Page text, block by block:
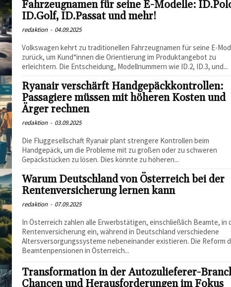
Fahrzeugnamen für seine E-Modelle:
ID.Golf, ID.Passat und mehr!
redaktion - 04.09.2025
Volkswagen kehrt zu traditionellen Fahrzeugnamen für seine E-
zurück, um Kund*innen die Orientierung im Produktangebot zu
erleichtern. Die Entscheidung, Modellnummern wie ID.2, ID.3, und...
Ryanair verschärft Handgepäckkontrollen:
Passagiere müssen mit höheren Kosten und
Ärger rechnen
redaktion - 03.09.2025
Die Fluggesellschaft Ryanair plant strengere Kontrollen beim
Handgepäck, um die Probleme mit zu großen oder zu schweren
Gepäckstücken zu lösen. Dies könnte zu höheren...
Warum Deutschland von Österreich bei der
Rentenversicherung lernen kann
redaktion - 07.09.2025
In Österreich zahlen alle Erwerbstätigen, einschließlich Beamte, in
Rentenversicherung ein, während in Deutschland verschiedene
Altersversorgungssysteme nebeneinander existieren. Die Reform
Beamtenpensionen in Österreich...
Transformation in der Autozulieferer-
Chancen und Herausforderungen im Fokus